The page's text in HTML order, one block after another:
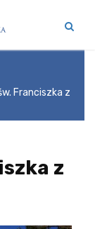
Franciszka z
z